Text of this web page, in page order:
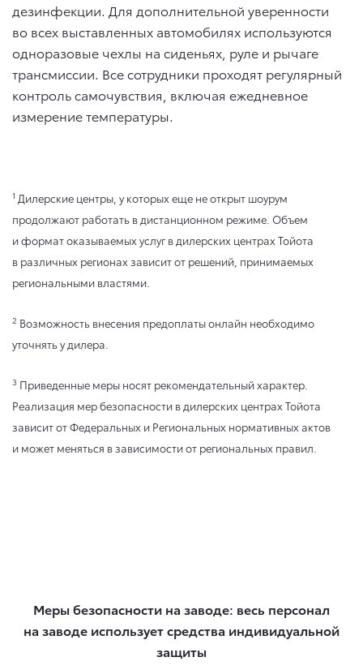
дезинфекции. Для дополнительной уверенности
во всех выставленных автомобилях используются
одноразовые чехлы на сиденьях, руле и рычаге
трансмиссии. Все сотрудники проходят регулярный
контроль самочувствия, включая ежедневное
измерение температуры.
1 Дилерские центры, у которых еще не открыт шоурум
продолжают работать в дистанционном режиме. Объем
и формат оказываемых услуг в дилерских центрах Тойота
в различных регионах зависит от решений, принимаемых
региональными властями.
2 Возможность внесения предоплаты онлайн необходимо
уточнять у дилера.
3 Приведенные меры носят рекомендательный характер.
Реализация мер безопасности в дилерских центрах Тойота
зависит от Федеральных и Региональных нормативных актов
и может меняться в зависимости от региональных правил.
Меры безопасности на заводе: весь персонал
на заводе использует средства индивидуальной
защиты